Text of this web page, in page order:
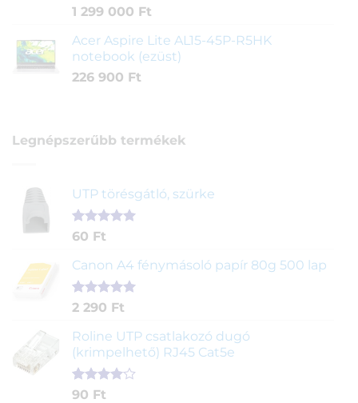
1 299 000 Ft
Acer Aspire Lite AL15-45P-R5HK
notebook (ezüst)
226 900 Ft
Legnépszerűbb termékek
UTP törésgátló, szürke
Értékelés
ből,
1
értékelés
alapján
60 Ft
Canon A4 fénymásoló papír 80g 500 lap
Értékelés
ből,
2
értékelés
alapján
2 290 Ft
Roline UTP csatlakozó dugó
(krimpelhető) RJ45 Cat5e
Értékelés
2
90 Ft